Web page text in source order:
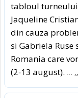
tabloul turneului
Jaqueline
din cauza
si Gabriela Ruse
Romania care
(2-13 august). ...